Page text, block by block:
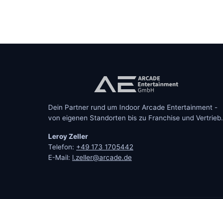
Dein Partner rund um Indoor Arcade Entertainment -
von eigenen Standorten bis zu Franchise und Vertrieb.
Leroy Zeller
Telefon: +49 173 1705442
E-Mail: l.zeller@arcade.de